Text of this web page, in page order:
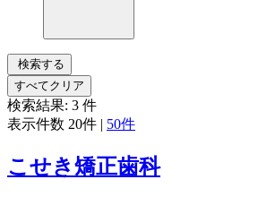
検索する
すべてクリア
検索結果: 3 件
表示件数 20件 | 50件
こせき矯正歯科